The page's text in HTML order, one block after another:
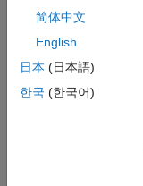
Crowbar 서브시
简体中文
English
日本 (日本語)
한국 (한국어)